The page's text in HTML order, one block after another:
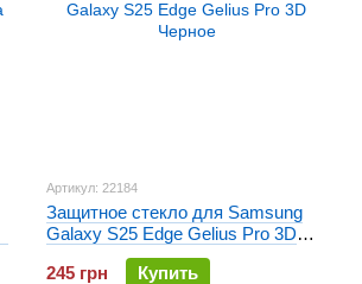
Артикул: 22184
Защитное стекло для Samsung
Galaxy S25 Edge Gelius Pro 3D
245 грн
Купить